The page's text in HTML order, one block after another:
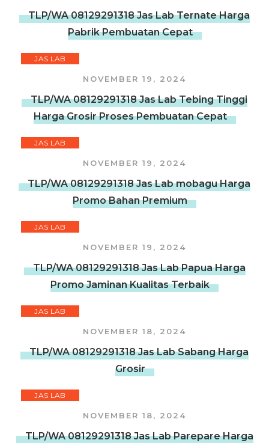
TLP/WA 08129291318 Jas Lab Ternate Harga
Pabrik Pembuatan Cepat
JAS LAB
NOVEMBER 19, 2024
TLP/WA 08129291318 Jas Lab Tebing Tinggi
Harga Grosir Proses Pembuatan Cepat
JAS LAB
NOVEMBER 19, 2024
TLP/WA 08129291318 Jas Lab mobagu Harga
Promo Bahan Premium
JAS LAB
NOVEMBER 19, 2024
TLP/WA 08129291318 Jas Lab Papua Harga
Promo Jaminan Kualitas Terbaik
JAS LAB
NOVEMBER 18, 2024
TLP/WA 08129291318 Jas Lab Sabang Harga
Grosir
JAS LAB
NOVEMBER 18, 2024
TLP/WA 08129291318 Jas Lab Parepare Harga